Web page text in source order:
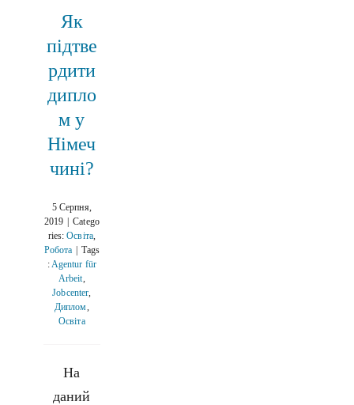
Як
підтве
рдити
дипло
м у
Німеч
чині?
5 Серпня,
2019 | Catego
ries:Освіта,
Робота | Tags
: Agentur für
Arbeit
Jobcenter
Диплом
Освіта
На
даний